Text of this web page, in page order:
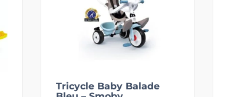
Tricycle Baby Balade